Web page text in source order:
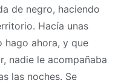
de negro, haciendo
Hacía unas
hago ahora, y que
nadie le acompañaba
las noches. Se